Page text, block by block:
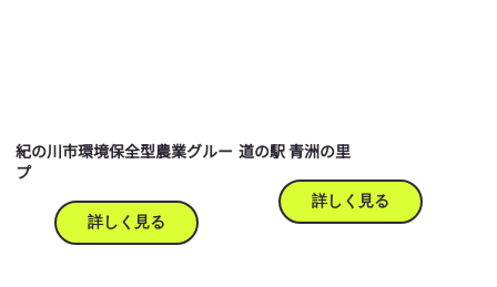
紀の川市環境保全型農業グルー
プ
詳しく見る
道の駅 青洲の里
詳しく見る